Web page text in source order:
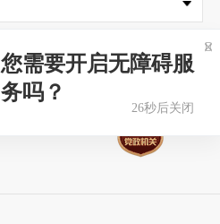
您需要开启无障碍服
务吗？
26秒后关闭
